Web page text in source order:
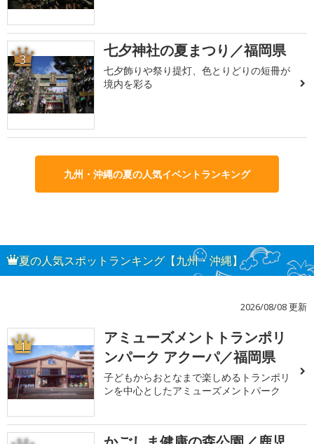
3 七夕神社の夏まつり／福岡県
七夕飾りや祭り提灯、色とりどりの短冊が
境内を彩る
九州・沖縄の夏の人気イベントランキング
夏の人気スポットランキング【九州・沖縄】
2026/08/08 更新
1
アミューズメントトランポリ
ンパーク アクーパ／福岡県
子どもからおとなまで楽しめるトランポリ
ンを中心としたアミューズメントパーク